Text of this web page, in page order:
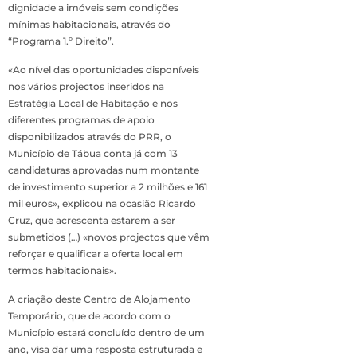
dignidade a imóveis sem condições
mínimas habitacionais, através do
“Programa 1.º Direito”.
«Ao nível das oportunidades disponíveis
nos vários projectos inseridos na
Estratégia Local de Habitação e nos
diferentes programas de apoio
disponibilizados através do PRR, o
Município de Tábua conta já com 13
candidaturas aprovadas num montante
de investimento superior a 2 milhões e 161
mil euros», explicou na ocasião Ricardo
Cruz, que acrescenta estarem a ser
submetidos (…) «novos projectos que vêm
reforçar e qualificar a oferta local em
termos habitacionais».
A criação deste Centro de Alojamento
Temporário, que de acordo com o
Município estará concluído dentro de um
ano, visa dar uma resposta estruturada e